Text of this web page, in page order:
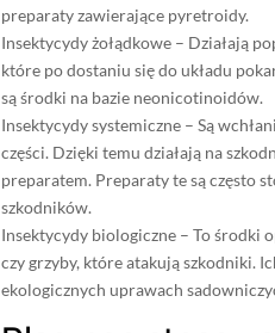
preparaty zawierające pyretroidy.
Insektycydy żołądkowe – Działają
które po dostaniu się do układu
są środki na bazie neonicotinoidów.
Insektycydy systemiczne – Są
części. Dzięki temu działają na
preparatem. Preparaty te są często
szkodników.
Insektycydy biologiczne – To środki
czy grzyby, które atakują szkodniki.
ekologicznych uprawach